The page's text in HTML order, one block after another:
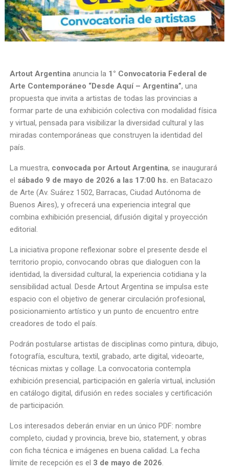
Artout Argentina anuncia la 1° Convocatoria Federal de
Arte Contemporáneo “Desde Aquí – Argentina”, una
propuesta que invita a artistas de todas las provincias a
formar parte de una exhibición colectiva con modalidad física
y virtual, pensada para visibilizar la diversidad cultural y las
miradas contemporáneas que construyen la identidad del
país.
La muestra, convocada por Artout Argentina, se inaugurará
el sábado 9 de mayo de 2026 a las 17:00 hs. en Batacazo
de Arte (Av. Suárez 1502, Barracas, Ciudad Autónoma de
Buenos Aires), y ofrecerá una experiencia integral que
combina exhibición presencial, difusión digital y proyección
editorial.
La iniciativa propone reflexionar sobre el presente desde el
territorio propio, convocando obras que dialoguen con la
identidad, la diversidad cultural, la experiencia cotidiana y la
sensibilidad actual. Desde Artout Argentina se impulsa este
espacio con el objetivo de generar circulación profesional,
posicionamiento artístico y un punto de encuentro entre
creadores de todo el país.
Podrán postularse artistas de disciplinas como pintura, dibujo,
fotografía, escultura, textil, grabado, arte digital, videoarte,
técnicas mixtas y collage. La convocatoria contempla
exhibición presencial, participación en galería virtual, inclusión
en catálogo digital, difusión en redes sociales y certificación
de participación.
Los interesados deberán enviar en un único PDF: nombre
completo, ciudad y provincia, breve bio, statement, y obras
con ficha técnica e imágenes en buena calidad. La fecha
límite de recepción es el 3 de mayo de 2026.